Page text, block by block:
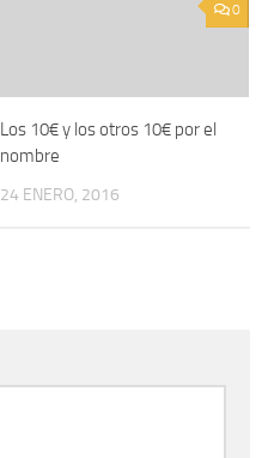
0
Los 10€ y los otros 10€ por el
nombre
24 ENERO, 2016